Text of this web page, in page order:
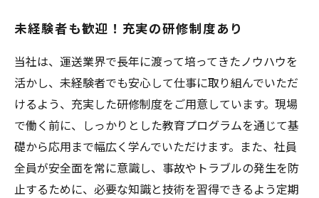
未経験者も歓迎！充実の研修制度あり
当社は、運送業界で長年に渡って培ってきたノウハウを
活かし、未経験者でも安心して仕事に取り組んでいただ
けるよう、充実した研修制度をご用意しています。現場
で働く前に、しっかりとした教育プログラムを通じて基
礎から応用まで幅広く学んでいただけます。また、社員
全員が安全面を常に意識し、事故やトラブルの発生を防
止するために、必要な知識と技術を習得できるよう定期